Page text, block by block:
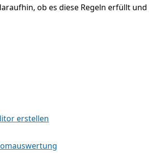
ob es diese Regeln erfüllt
erstellen